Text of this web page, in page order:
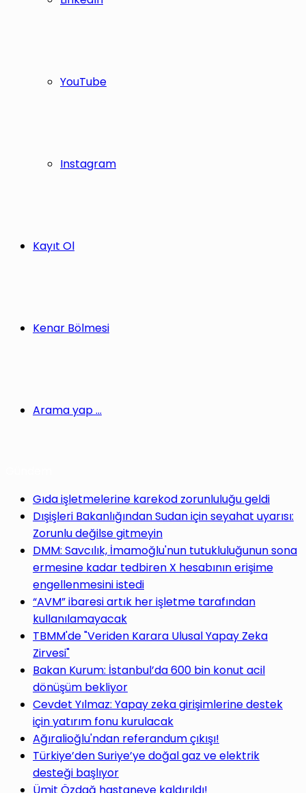
YouTube
Instagram
Kayıt Ol
Kenar Bölmesi
Arama yap ...
Gıda işletmelerine karekod zorunluluğu geldi
Dışişleri Bakanlığından Sudan için seyahat uyarısı:
Zorunlu değilse gitmeyin
DMM: Savcılık, İmamoğlu'nun tutukluluğunun sona
ermesine kadar tedbiren X hesabının erişime
engellenmesini istedi
“AVM” ibaresi artık her işletme tarafından
kullanılamayacak
TBMM'de "Veriden Karara Ulusal Yapay Zeka
Zirvesi"
Bakan Kurum: İstanbul’da 600 bin konut acil
dönüşüm bekliyor
Cevdet Yılmaz: Yapay zeka girişimlerine destek
için yatırım fonu kurulacak
Ağıralioğlu'ndan referandum çıkışı!
Türkiye’den Suriye’ye doğal gaz ve elektrik
desteği başlıyor